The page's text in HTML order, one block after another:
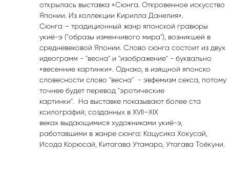
открылась выставка «Сюнга. Откровенное искусство
Японии. Из коллекции Кирилла Данелия».
Сюнга – традиционный жанр японской гравюры
укиё-э ("образы изменчивого мира"), возникшей в
средневековой Японии. Слово сюнга состоит из двух
идеограмм - "весна" и "изображение" - буквально
«весенние картинки». Однако, в изящной японско
словесности слово "весна" - эвфемизм секса, потому
точнее будет перевод "эротические
картинки". На выставке показывают более ста
ксилографий, созданных в XVII–XIX
веках выдающимися художниками укиё-э,
работавшими в жанре сюнга: Кацусика Хокусай,
Исода Корюсай, Китагава Утамаро, Утагава Тоёкуни.